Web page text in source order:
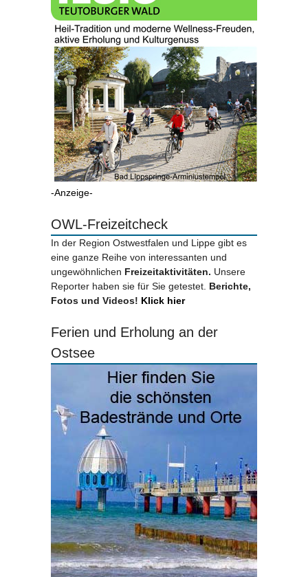
-Anzeige-
OWL-Freizeitcheck
In der Region Ostwestfalen und Lippe gibt es
eine ganze Reihe von interessanten und
ungewöhnlichen Freizeitaktivitäten. Unsere
Reporter haben sie für Sie getestet. Berichte,
Fotos und Videos! Klick hier
Ferien und Erholung an der
Ostsee